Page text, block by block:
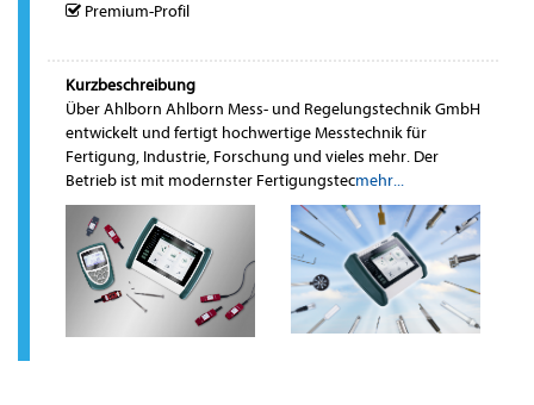
Premium-Profil
Kurzbeschreibung
Über Ahlborn Ahlborn Mess- und Regelungstechnik GmbH
entwickelt und fertigt hochwertige Messtechnik für
Fertigung, Industrie, Forschung und vieles mehr. Der
Betrieb ist mit modernster Fertigungstecmehr...